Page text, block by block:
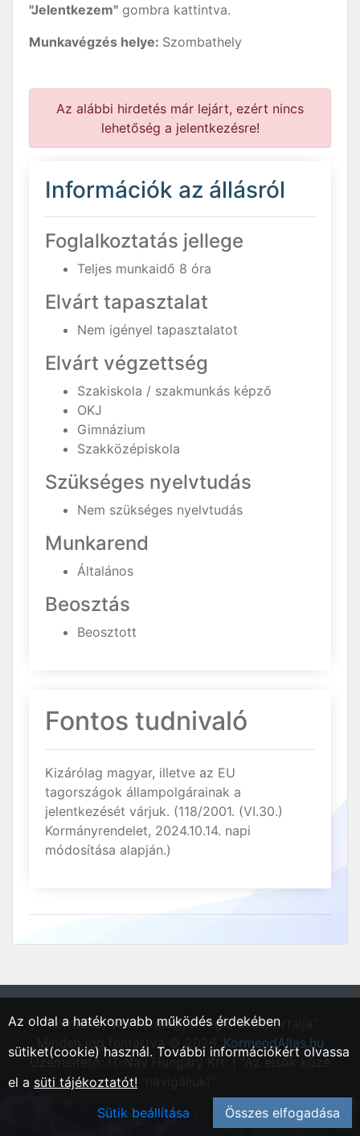
"Jelentkezem" gombra kattintva.
Munkavégzés helye: Szombathely
Az alábbi hirdetés már lejárt, ezért nincs
lehetőség a jelentkezésre!
Információk az állásról
Foglalkoztatás jellege
Teljes munkaidő 8 óra
Elvárt tapasztalat
Nem igényel tapasztalatot
Elvárt végzettség
Szakiskola / szakmunkás képző
OKJ
Gimnázium
Szakközépiskola
Szükséges nyelvtudás
Nem szükséges nyelvtudás
Munkarend
Általános
Beosztás
Beosztott
Fontos tudnivaló
Kizárólag magyar, illetve az EU
tagországok állampolgárainak a
jelentkezését várjuk. (118/2001. (VI.30.)
Kormányrendelet, 2024.10.14. napi
módosítása alapján.)
"Körmend, Vas vármegyei régió állásportálja"
Minden jog fentartva © 2026.KormendAllas.hu
Üzemeltető: IT-Nav Hungary Kft. | "Az elsők közé
Az oldal a hatékonyabb működés érdekében
sütiket(cookie) használ. További információkért olvassa
el a süti tájékoztatót!
Sütik beállítása
Összes elfogadása